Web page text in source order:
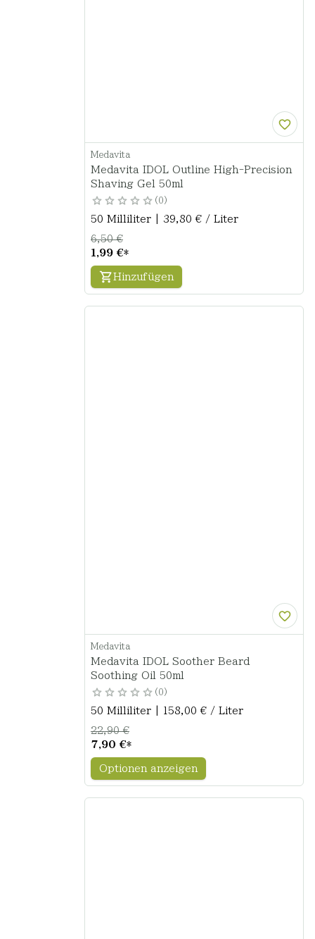
Medavita
Medavita IDOL Outline High-Precision
Shaving Gel 50ml
0
50 Milliliter | 39,80 € / Liter
1,99 €*
6,50 €
Hinzufügen
Medavita
Medavita IDOL Soother Beard
Soothing Oil 50ml
0
50 Milliliter | 158,00 € / Liter
7,90 €*
22,90 €
Optionen anzeigen